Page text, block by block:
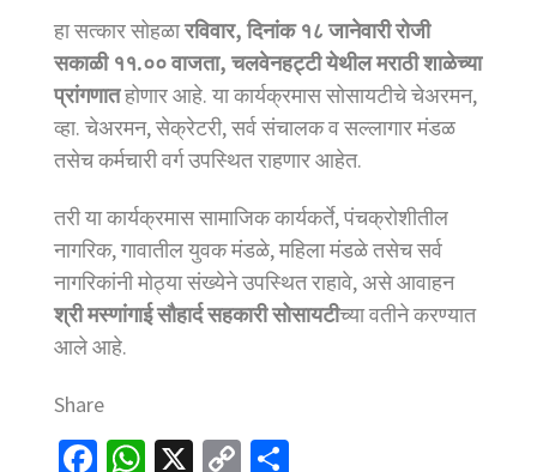
हा सत्कार सोहळारविवार, दिनांक १८ जानेवारी रोजी
सकाळी ११.०० वाजता, चलवेनहट्टी येथील मराठी शाळेच्या
प्रांगणातहोणार आहे. या कार्यक्रमास सोसायटीचे चेअरमन,
व्हा. चेअरमन, सेक्रेटरी, सर्व संचालक व सल्लागार मंडळ
तसेच कर्मचारी वर्ग उपस्थित राहणार आहेत.
तरी या कार्यक्रमास सामाजिक कार्यकर्ते, पंचक्रोशीतील
नागरिक, गावातील युवक मंडळे, महिला मंडळे तसेच सर्व
नागरिकांनी मोठ्या संख्येने उपस्थित राहावे, असे आवाहन
श्री मस्णांगाई सौहार्द सहकारी सोसायटीच्या वतीने करण्यात
आले आहे.
Share
Fa W X
C